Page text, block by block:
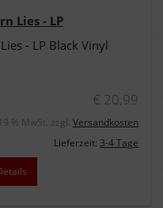
Lies - LP
- LP Black Vinyl
€ 20,99
% MwSt. zzgl. Versandkosten
Lieferzeit: 3-4 Tage